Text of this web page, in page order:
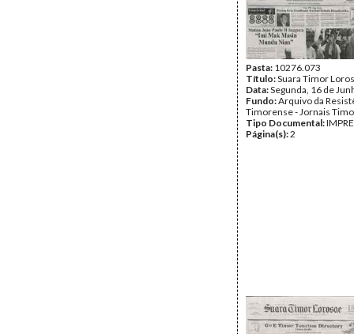
Pasta: 10276.073
Título:Suara Timor
Data:Segunda, 16 de
Fundo:Arquivo da
Timorense - Jornais
Tipo Documental:
Página(s):2